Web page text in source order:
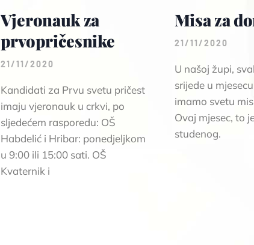
Vjeronauk za
prvopričesnike
21/11/2020
Kandidati za Prvu svetu pričest
imaju vjeronauk u crkvi, po
sljedećem rasporedu: OŠ
Habdelić i Hribar: ponedjeljkom
u 9:00 ili 15:00 sati. OŠ
Kvaternik i
Misa za
21/11/2020
U našoj župi,
srijede u
imamo svetu
Ovaj mjesec, to
studenog.